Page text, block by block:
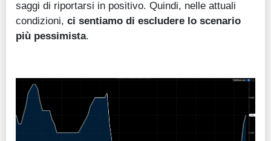
saggi di riportarsi in positivo. Quindi, nelle attuali
condizioni, ci sentiamo di escludere lo scenario
più pessimista.